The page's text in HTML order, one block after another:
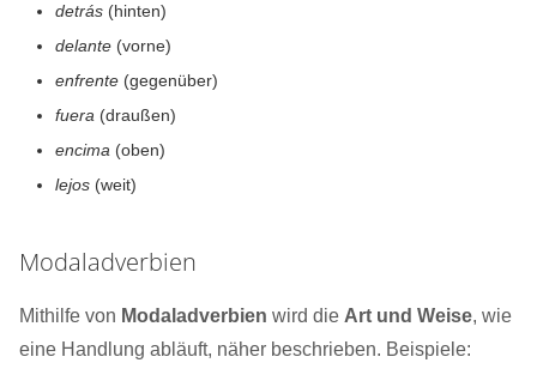
detrás (hinten)
delante (vorne)
enfrente (gegenüber)
fuera (draußen)
encima (oben)
lejos (weit)
Modaladverbien
Mithilfe von Modaladverbien wird die Art und Weise, wie
eine Handlung abläuft, näher beschrieben. Beispiele: